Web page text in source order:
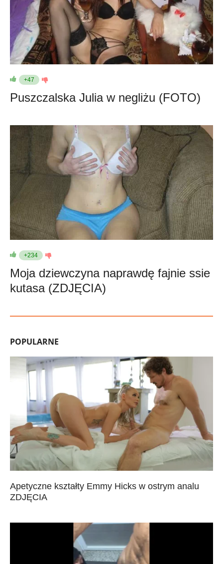
+47
Puszczalska Julia w negliżu (FOTO)
+234
Moja dziewczyna naprawdę fajnie ssie
kutasa (ZDJĘCIA)
POPULARNE
Apetyczne kształty Emmy Hicks w ostrym analu
ZDJĘCIA